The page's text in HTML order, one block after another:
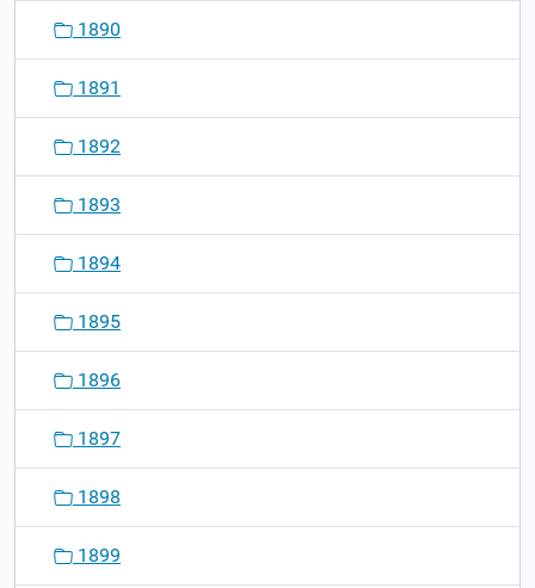
1890
1891
1892
1893
1894
1895
1896
1897
1898
1899